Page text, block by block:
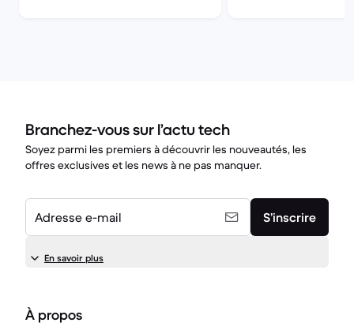
Branchez-vous sur l’actu tech
Soyez parmi les premiers à découvrir les nouveautés, les
offres exclusives et les news à ne pas manquer.
Adresse e-mail S’inscrire
En savoir plus
À propos